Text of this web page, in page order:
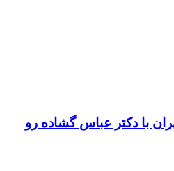
دکتر عباس گشاده رو